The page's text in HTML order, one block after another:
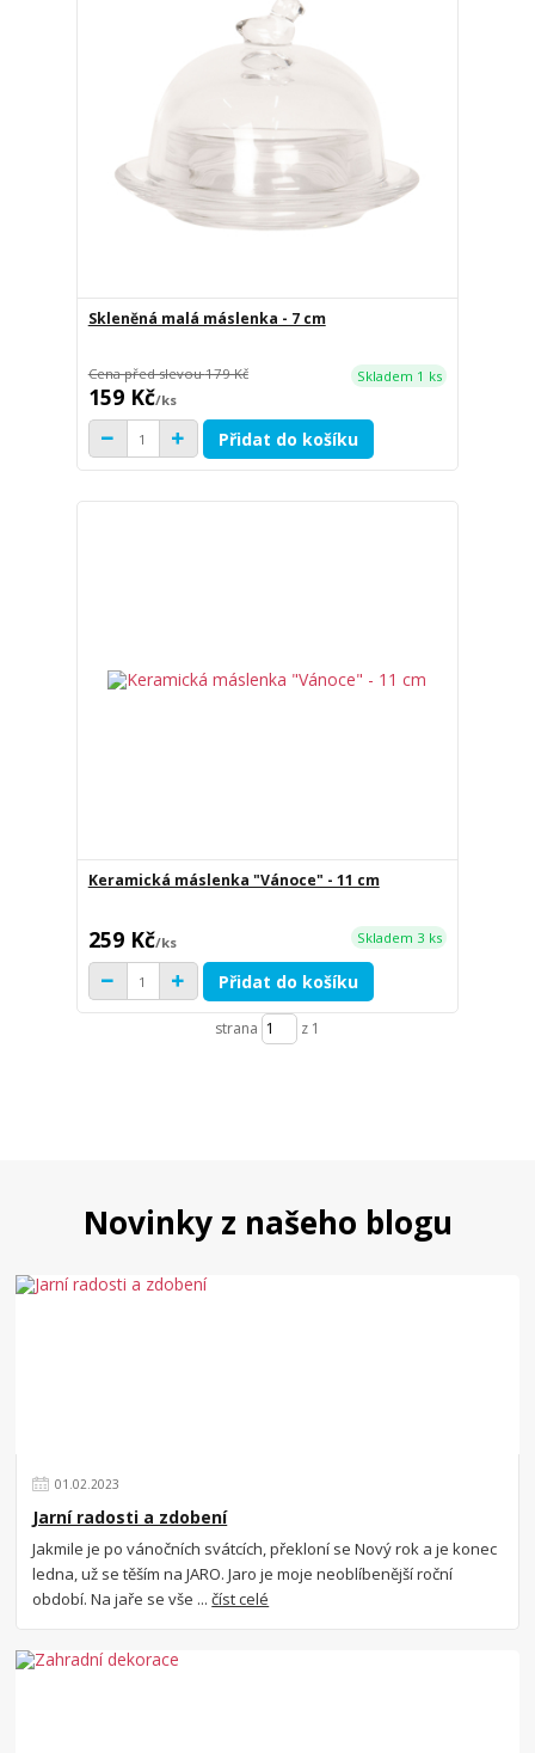
Skleněná malá máslenka - 7 cm
Cena před slevou179 Kč
159 Kč/ks
Skladem 1 ks
Přidat do košíku
Keramická máslenka "Vánoce" - 11 cm
259 Kč/ks Skladem 3 ks
Přidat do košíku
strana z 1
Novinky z našeho blogu
01 .02.2023
Jarní radosti a zdobení
Jakmile je po vánočních svátcích, překloní se Nový rok a je konec
ledna, už se těším na JARO. Jaro je moje neoblíbenější roční
období. Na jaře se vše ...číst celé